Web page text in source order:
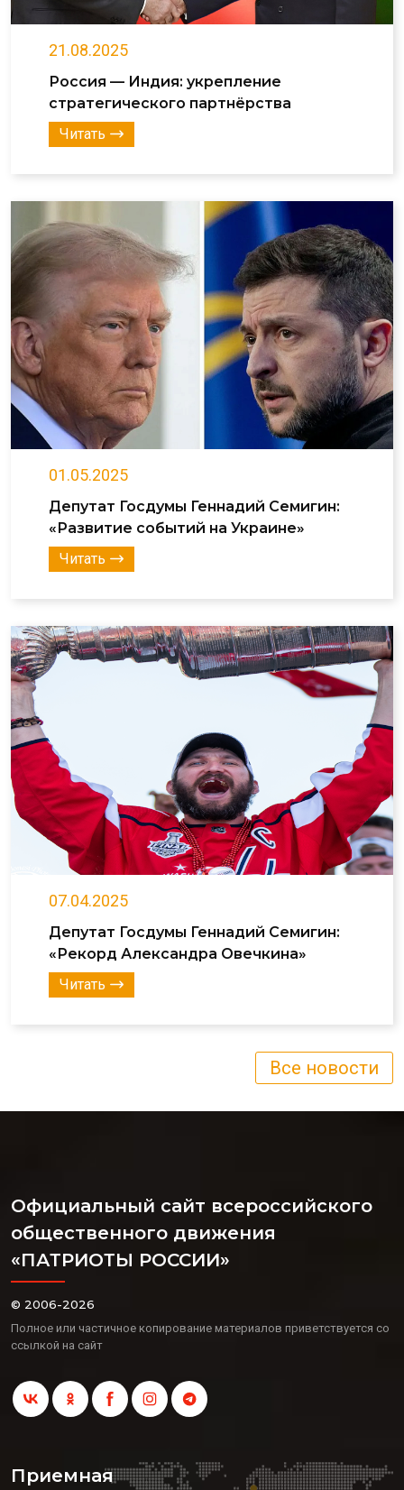
21.08.2025
Россия — Индия: укрепление
стратегического партнёрства
Читать
01.05.2025
Депутат Госдумы Геннадий Семигин:
«Развитие событий на Украине»
Читать
07.04.2025
Депутат Госдумы Геннадий Семигин:
«Рекорд Александра Овечкина»
Читать
Все новости
Официальный сайт всероссийского
общественного движения
«ПАТРИОТЫ РОССИИ»
© 2006-2026
Полное или частичное копирование материалов приветствуется со
ссылкой на сайт
Приемная